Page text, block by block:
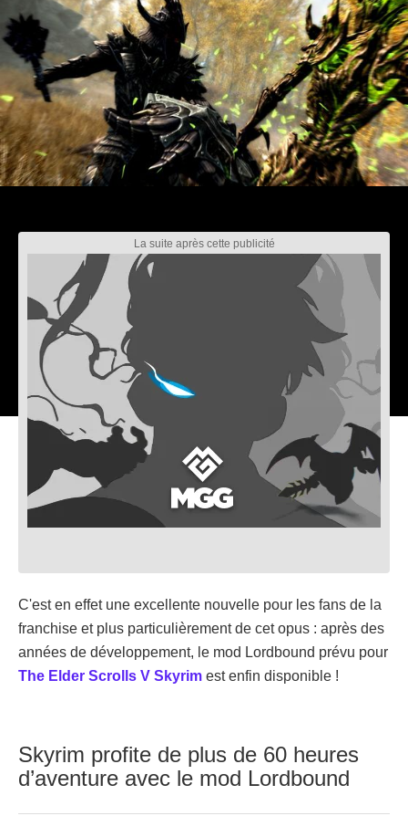
C'est en effet une excellente nouvelle pour les fans de la
franchise et plus particulièrement de cet opus : après des
années de développement, le mod Lordbound prévu pour
The Elder Scrolls V Skyrim est enfin disponible !
Skyrim profite de plus de 60 heures
d’aventure avec le mod Lordbound